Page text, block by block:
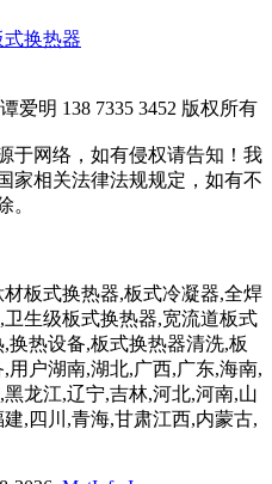
式换热器
爱明 138 7335 3452 版权所有
于网络，如有侵权请告知！我
家相关法律法规规定，如有不
。
板式换热器,板式冷凝器,全焊
生级板式换热器,宽流道板式
热设备,板式换热器清洗,板
户湖南,湖北,广西,广东,海南,
龙江,辽宁,吉林,河北,河南,山
,四川,青海,甘肃江西,内蒙古,